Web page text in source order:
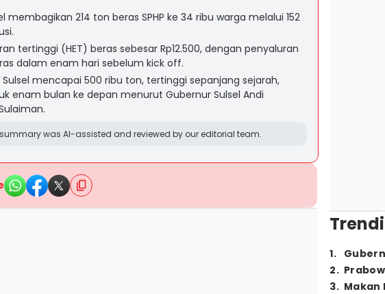
membagikan 214 ton beras SPHP ke 34 ribu warga melalui 152
tertinggi (HET) beras sebesar Rp12.500, dengan penyaluran
dalam enam hari sebelum kick off.
Sulsel mencapai 500 ribu ton, tertinggi sepanjang sejarah,
enam bulan ke depan menurut Gubernur Sulsel Andi
was AI-assisted and reviewed by our editorial team.
1.
2.
3. Makan